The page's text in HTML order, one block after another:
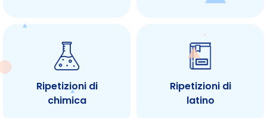
Ripetizioni di
chimica
Ripetizioni di
latino